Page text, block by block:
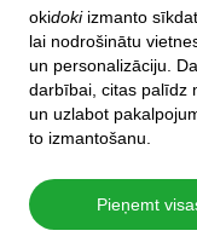
okidokiizmanto
lai nodrošinātu
un personalizāciju.
darbībai, citas palīdz
un uzlabot
to izmantošanu.
Pieņemt
Klientu atbalsts
Palīdzība
Politika un līgumi
Privātuma iestatījumi
Pilnā mājas lapas versija
© 2007–2026 oki